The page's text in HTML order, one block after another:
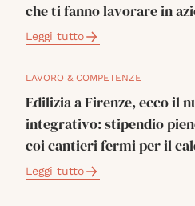
che ti fanno lavorare in
Leggi tutto
LAVORO & COMPETENZE
Edilizia a Firenze, ecco il
integrativo: stipendio
coi cantieri fermi per il
Leggi tutto